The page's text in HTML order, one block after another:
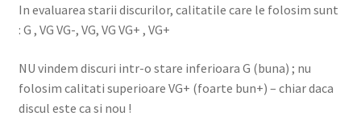
In evaluarea starii discurilor, calitatile care le folosim sunt
: G , VG VG-, VG, VG VG+ , VG+
NU vindem discuri intr-o stare inferioara G (buna) ; nu
folosim calitati superioare VG+ (foarte bun+) – chiar daca
discul este ca si nou !